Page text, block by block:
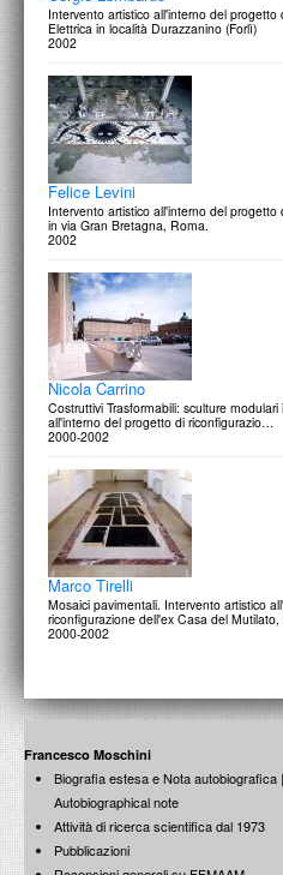
Intervento artistico all'interno del
Elettrica in località Durazzanino (Forlì)
2002
Felice Levini
Intervento artistico all'interno del
in via Gran Bretagna, Roma.
2002
Nicola Carrino
Costruttivi Trasformabili: sculture
all'interno del progetto di riconfigurazio…
2000-2002
Marco Tirelli
Mosaici pavimentali. Intervento artistico
riconfigurazione dell'ex Casa del
2000-2002
Francesco Moschini
Biografia estesa e Nota autobiografica
Autobiographical note
Attività di ricerca scientifica dal 1973
Pubblicazioni